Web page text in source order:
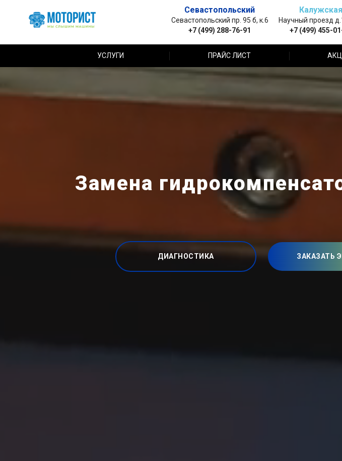
Севастопольский
Севастопольский пр. 95 б, к.6
+7 (499) 288-76-91
Калужская
Научный проезд
+7 (499) 455-
УСЛУГИ ПРАЙС ЛИСТ
Замена
ДИАГНОСТИКА ЗАКАЗАТЬ